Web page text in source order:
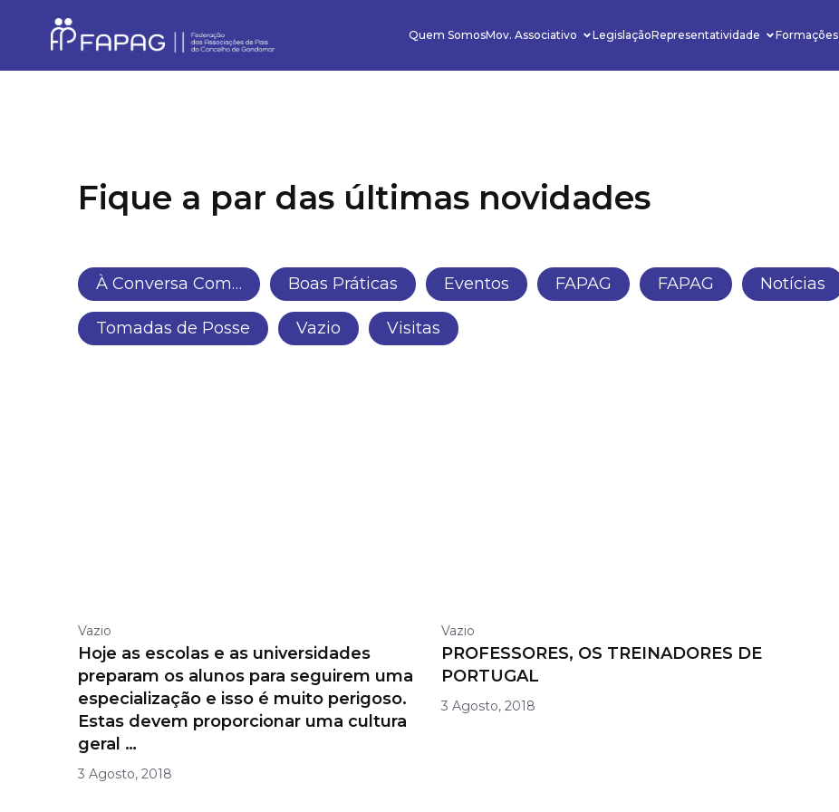
Quem SomosMov. Associativo LegislaçãoRepresentatividade Formações
Fique a par das últimas novidades
À Conversa Com… Boas Práticas Eventos FAPAG FAPAG Notícias
Tomadas de Posse Vazio Visitas
Vazio
Hoje as escolas e as universidades
preparam os alunos para seguirem uma
especialização e isso é muito perigoso.
Estas devem proporcionar uma cultura
geral …
3 Agosto, 2018
Vazio
PROFESSORES, OS TREINADORES DE
PORTUGAL
3 Agosto, 2018